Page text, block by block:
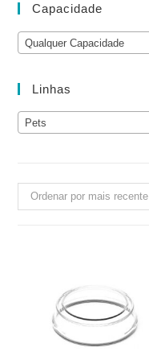
Capacidade
Qualquer Capacidade
Linhas
Pets
Ordenar por mais recente